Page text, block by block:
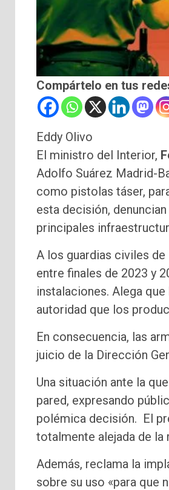
Compártelo en tus
Eddy Olivo
El ministro del Interior,
Adolfo Suárez Madrid-
como pistolas táser,
esta decisión,
principales
A los guardias civiles
entre finales de 2023 y
instalaciones. Alega
autoridad que los
En consecuencia, las
juicio de la Dirección
Una situación ante la
pared, expresando
polémica decisión. El
totalmente alejada de la
Además, reclama la
sobre su uso «para que